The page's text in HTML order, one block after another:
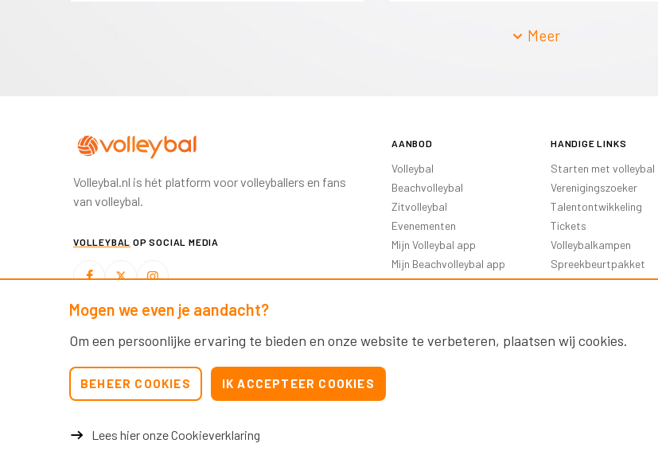
Meer
Volleybal.nl is hét platform voor volleyballers en fans
van volleybal.
VOLLEYBAL OP SOCIAL MEDIA
AANBOD
Volleybal
Beachvolleybal
Zitvolleybal
Evenementen
Mijn Volleybal app
Mijn Beachvolleybal app
HANDIGE LINKS
Starten met volleybal
Verenigingszoeker
Talentontwikkeling
Tickets
Volleybalkampen
Spreekbeurtpakket
Oranje Ambassadeurs
Mogen we even je aandacht?
Om een persoonlijke ervaring te bieden en onze website te verbeteren, plaatsen wij cookies.
BEHEER COOKIES IK ACCEPTEER COOKIES
Lees hier onze Cookieverklaring